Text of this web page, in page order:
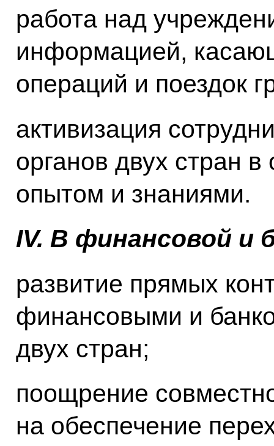
работа над
информацией,
операций и поездок
активизация
органов двух стран
опытом и знаниями.
IV. В финансовой и
развитие прямых
финансовыми и
двух стран;
поощрение
на обеспечение